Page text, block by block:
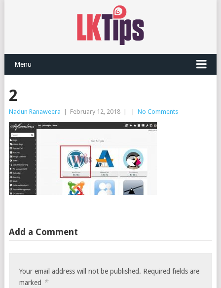
Menu
2
Nadun Ranaweera February 12, 2018 No Comments
Add a Comment
Your email address will not be published. Required fields are
marked *